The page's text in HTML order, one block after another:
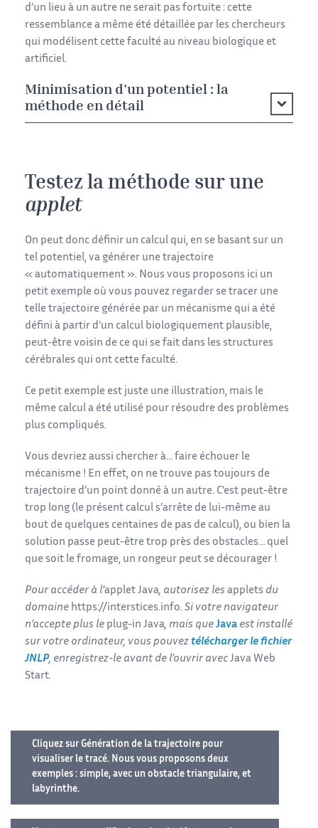
d’un lieu à un autre ne serait pas fortuite : cette
ressemblance a même été détaillée par les chercheurs
qui modélisent cette faculté au niveau biologique et
artificiel.
Minimisation d'un potentiel : la
méthode en détail
Testez la méthode sur une
applet
On peut donc définir un calcul qui, en se basant sur un
tel potentiel, va générer une trajectoire
« automatiquement ». Nous vous proposons ici un
petit exemple où vous pouvez regarder se tracer une
telle trajectoire générée par un mécanisme qui a été
défini à partir d’un calcul biologiquement plausible,
peut-être voisin de ce qui se fait dans les structures
cérébrales qui ont cette faculté.
Ce petit exemple est juste une illustration, mais le
même calcul a été utilisé pour résoudre des problèmes
plus compliqués.
Vous devriez aussi chercher à… faire échouer le
mécanisme ! En effet, on ne trouve pas toujours de
trajectoire d’un point donné à un autre. C’est peut-être
trop long (le présent calcul s’arrête de lui-même au
bout de quelques centaines de pas de calcul), ou bien la
solution passe peut-être trop près des obstacles… quel
que soit le fromage, un rongeur peut se décourager !
Pour accéder à l’applet Java, autorisez les applets du
domaine https://interstices.info. Si votre navigateur
n’accepte plus le plug-in Java, mais que Java est installé
sur votre ordinateur, vous pouvez télécharger le fichier
JNLP, enregistrez-le avant de l’ouvrir avec Java Web
Start.
Cliquez sur Génération de la trajectoire pour
visualiser le tracé. Nous vous proposons deux
exemples : simple, avec un obstacle triangulaire, et
labyrinthe.